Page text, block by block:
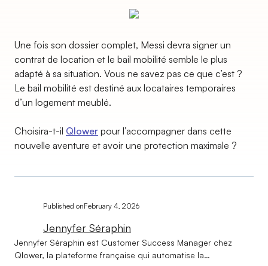
Une fois son dossier complet, Messi devra signer un
contrat de location et le bail mobilité semble le plus
adapté à sa situation. Vous ne savez pas ce que c’est ?
Le bail mobilité est destiné aux locataires temporaires
d’un logement meublé.
Choisira-t-il Qlower pour l’accompagner dans cette
nouvelle aventure et avoir une protection maximale ?
Published onFebruary 4, 2026
Jennyfer Séraphin
Jennyfer Séraphin est Customer Success Manager chez
Qlower, la plateforme française qui automatise la